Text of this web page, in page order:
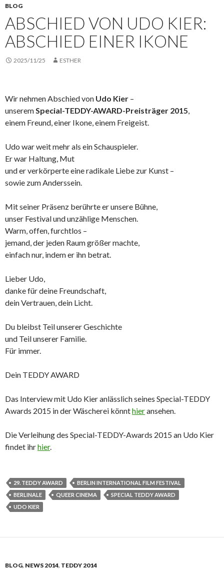
BLOG
ABSCHIED VON UDO KIER:
ABSCHIED EINER IKONE
2025/11/25 ESTHER
Wir nehmen Abschied von Udo Kier –
unseremSpecial-TEDDY-AWARD-Preisträger 2015,
einem Freund, einer Ikone, einem Freigeist.
Udo war weit mehr als ein Schauspieler.
Er war Haltung, Mut
und er verkörperte eine radikale Liebe zur Kunst –
sowie zum Anderssein.
Mit seiner Präsenz berührte er unsere Bühne,
unser Festival und unzählige Menschen.
Warm, offen, furchtlos –
jemand, der jeden Raum größer machte,
einfach nur, indem er ihn betrat.
Lieber Udo,
danke für deine Freundschaft,
dein Vertrauen, dein Licht.
Du bleibst Teil unserer Geschichte
und Teil unserer Familie.
Für immer.
Dein TEDDY AWARD
Das Interview mit Udo Kier anlässlich seines Special-TEDDY
Awards 2015 in der Wäscherei könnthieransehen.
Die Verleihung des Special-TEDDY-Awards 2015 an Udo Kier
findet ihrhier.
29. TEDDY AWARD
BERLIN INTERNATIONAL FILM FESTIVAL
BERLINALE
QUEER CINEMA
SPECIAL TEDDY AWARD
UDO KIER
BLOG, NEWS 2014, TEDDY 2014